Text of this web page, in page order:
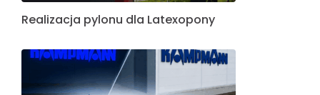
Realizacja pylonu dla Latexopony